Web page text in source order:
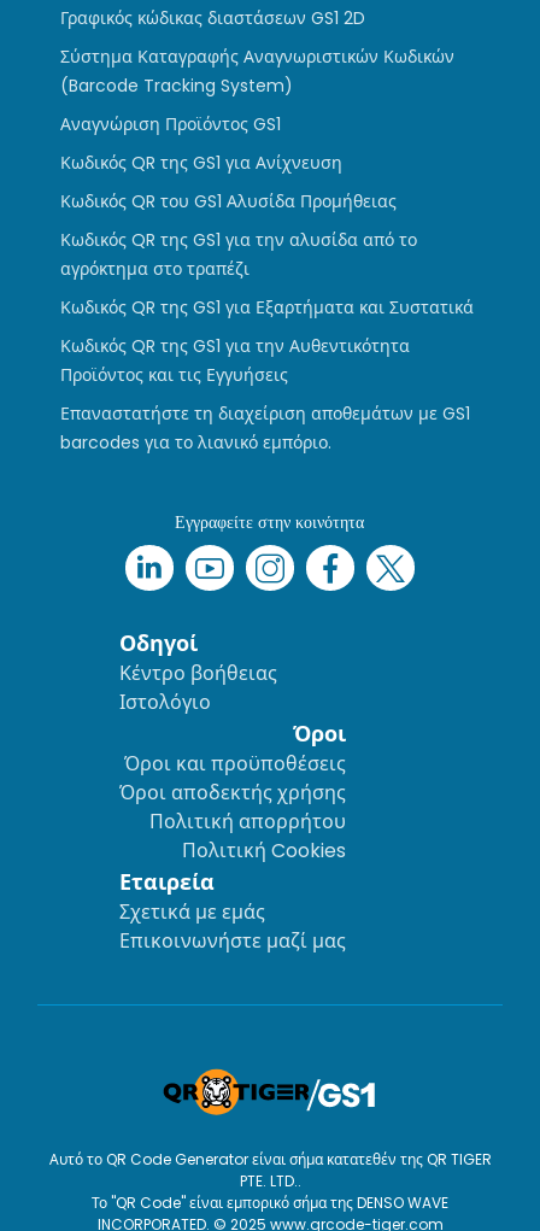
Γραφικός κώδικας διαστάσεων GS1 2D
Σύστημα Καταγραφής Αναγνωριστικών Κωδικών
(Barcode Tracking System)
Αναγνώριση Προϊόντος GS1
Κωδικός QR της GS1 για Ανίχνευση
Κωδικός QR του GS1 Αλυσίδα Προμήθειας
Κωδικός QR της GS1 για την αλυσίδα από το
αγρόκτημα στο τραπέζι
Κωδικός QR της GS1 για Εξαρτήματα και Συστατικά
Κωδικός QR της GS1 για την Αυθεντικότητα
Προϊόντος και τις Εγγυήσεις
Επαναστατήστε τη διαχείριση αποθεμάτων με GS1
barcodes για το λιανικό εμπόριο.
Εγγραφείτε στην κοινότητα
Οδηγοί
Κέντρο βοήθειας
Ιστολόγιο
Όροι
Όροι και προϋποθέσεις
Όροι αποδεκτής χρήσης
Πολιτική απορρήτου
Πολιτική Cookies
Εταιρεία
Σχετικά με εμάς
Επικοινωνήστε μαζί μας
Αυτό το QR Code Generator είναι σήμα κατατεθέν της QR TIGER
PTE. LTD..
Το "QR Code" είναι εμπορικό σήμα της DENSO WAVE
INCORPORATED. © 2025 www.qrcode-tiger.com